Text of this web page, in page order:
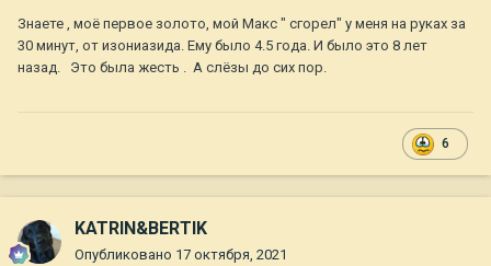
Знаете , моё первое золото, мой Макс " сгорел" у меня на руках за
30 минут, от изониазида. Ему было 4.5 года. И было это 8 лет
назад. Это была жесть . А слёзы до сих пор.
6
KATRIN&BERTIK
Опубликовано 17 октября, 2021